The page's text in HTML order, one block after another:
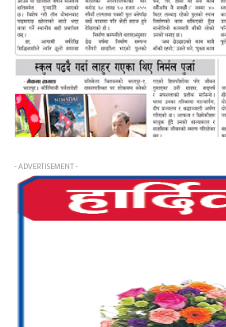
- ADVERTISEMENT -